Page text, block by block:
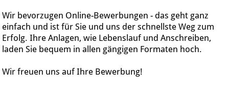
Wie bewerbe ich mich
Wir bevorzugen Online-Bewerbungen - das geht ganz
einfach und ist für Sie und uns der schnellste Weg zum
Erfolg. Ihre Anlagen, wie Lebenslauf und Anschreiben,
laden Sie bequem in allen gängigen Formaten hoch.
Wir freuen uns auf Ihre Bewerbung!